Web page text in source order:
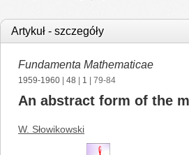
Artykuł - szczegóły
Fundamenta Mathematicae
1959-1960 48 1 | 79-84
An abstract form of the
W. Słowikowski